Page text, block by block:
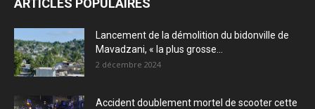
ARTICLES POPULAIRES
Lancement de la démolition du bidonville de
Mavadzani, « la plus grosse...
2 décembre 2024
Accident doublement mortel de scooter cette